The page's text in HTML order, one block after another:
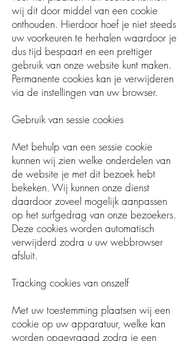
wij dit door middel van een cookie
onthouden. Hierdoor hoef je niet steeds
uw voorkeuren te herhalen waardoor je
dus tijd bespaart en een prettiger
gebruik van onze website kunt maken.
Permanente cookies kan je verwijderen
via de instellingen van uw browser.
Gebruik van sessie cookies
Met behulp van een sessie cookie
kunnen wij zien welke onderdelen van
de website je met dit bezoek hebt
bekeken. Wij kunnen onze dienst
daardoor zoveel mogelijk aanpassen
op het surfgedrag van onze bezoekers.
Deze cookies worden automatisch
verwijderd zodra u uw webbrowser
afsluit.
Tracking cookies van onszelf
Met uw toestemming plaatsen wij een
cookie op uw apparatuur, welke kan
worden opgevraagd zodra je een